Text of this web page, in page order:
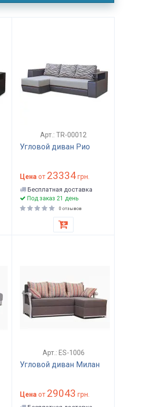
Арт.: TR-00012
Угловой диван Рио
Цена от 23334грн.
Бесплатная доставка
Под заказ 21 день
0 отзывов
Арт.: ES-1006
Угловой диван Милан
Цена от 29043 грн.